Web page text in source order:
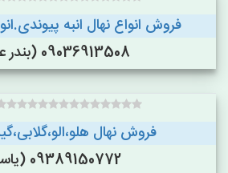
فروش انواع نهال انبه
09036913508 (بندر عباس)
فروش نهال
09389150772 (یاسوج)